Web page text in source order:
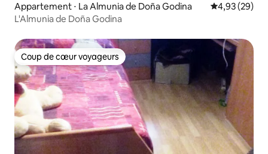
Appartement ⋅ La Almunia de Doña Godina Évaluation
4,93 (29)
L'Almunia de Doña Godina
Coup de cœur voyageurs
Coup de cœur voyageurs